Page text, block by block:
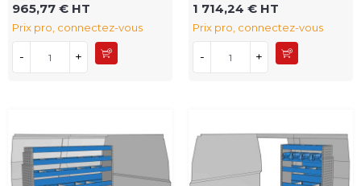
965,77 € HT
Prix pro, connectez-vous
- +
1 714,24 € HT
Prix pro, connectez-vous
- +